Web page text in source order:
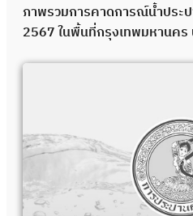
ภาพรวมการคาดการณ์น้ำประ
2567 ในพื้นที่กรุงเทพมหานค